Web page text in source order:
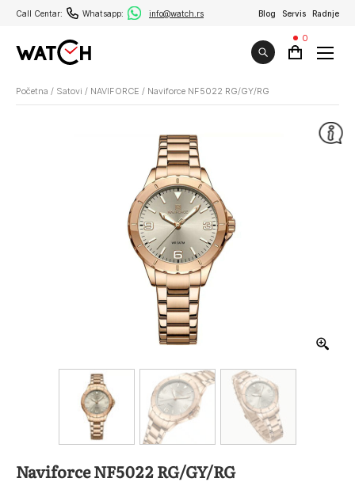
Call Centar: Whatsapp: info@watch.rs Blog Servis Radnje
0
Početna / Satovi / NAVIFORCE / Naviforce NF5022 RG/GY/RG
Naviforce NF5022 RG/GY/RG